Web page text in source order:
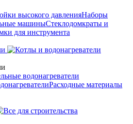
высокого давленияНаборы
машиныСтеклодомкраты и
для инструмента
водонагреватели
Расходные материалы